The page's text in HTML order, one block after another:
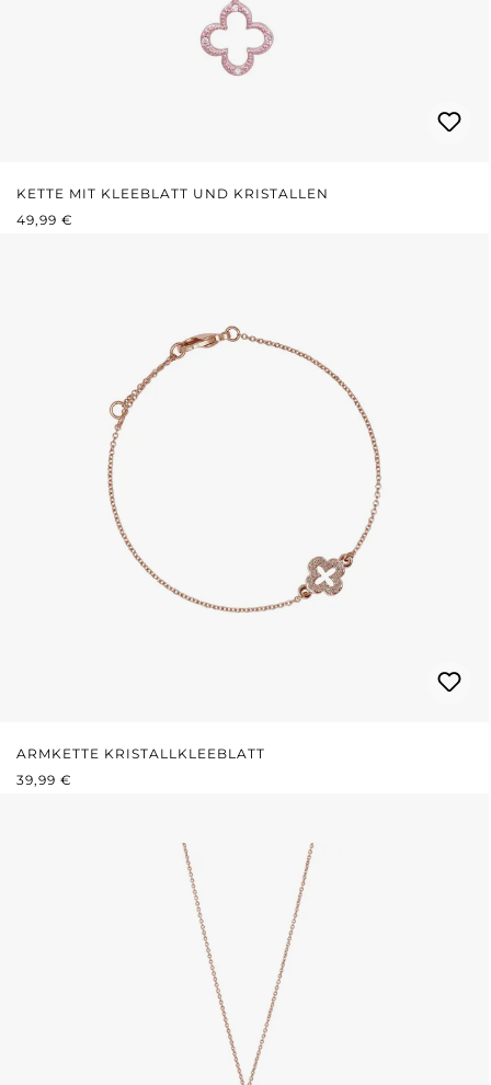
KETTE MIT KLEEBLATT UND KRISTALLEN
REGULÄRER PREIS:
49,99 €
ARMKETTE KRISTALLKLEEBLATT
REGULÄRER PREIS:
39,99 €